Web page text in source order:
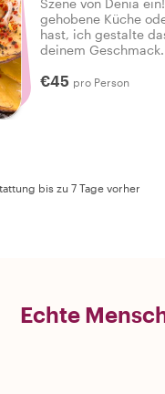
Szene von Dénia
gehobene Küche
hast, ich gestalte
deinem
du die besten
mich als deinen
Essen vor Ort –
€45 pro Person
bis zu 7 Tage vorher
Echte